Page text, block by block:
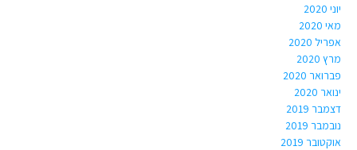
יוני 2020
מאי 2020
אפריל 2020
מרץ 2020
פברואר 2020
ינואר 2020
דצמבר 2019
נובמבר 2019
אוקטובר 2019